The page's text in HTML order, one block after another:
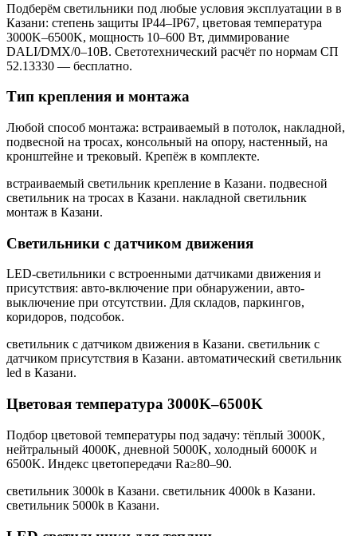
Подберём светильники под любые условия эксплуатации в в
Казани: степень защиты IP44–IP67, цветовая температура
3000K–6500K, мощность 10–600 Вт, диммирование
DALI/DMX/0–10В. Светотехнический расчёт по нормам СП
52.13330 — бесплатно.
Тип крепления и монтажа
Любой способ монтажа: встраиваемый в потолок, накладной,
подвесной на тросах, консольный на опору, настенный, на
кронштейне и трековый. Крепёж в комплекте.
встраиваемый светильник крепление в Казани. подвесной
светильник на тросах в Казани. накладной светильник
монтаж в Казани.
Светильники с датчиком движения
LED-светильники с встроенными датчиками движения и
присутствия: авто-включение при обнаружении, авто-
выключение при отсутствии. Для складов, паркингов,
коридоров, подсобок.
светильник с датчиком движения в Казани. светильник с
датчиком присутствия в Казани. автоматический светильник
led в Казани.
Цветовая температура 3000K–6500K
Подбор цветовой температуры под задачу: тёплый 3000K,
нейтральный 4000K, дневной 5000K, холодный 6000K и
6500K. Индекс цветопередачи Ra≥80–90.
светильник 3000k в Казани. светильник 4000k в Казани.
светильник 5000k в Казани.